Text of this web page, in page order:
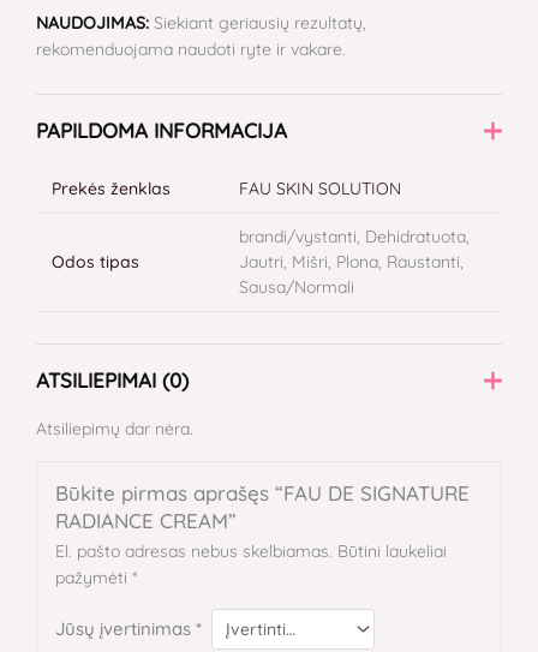
NAUDOJIMAS: Siekiant geriausių rezultatų,
rekomenduojama naudoti ryte ir vakare.
PAPILDOMA INFORMACIJA
Prekės ženklas FAU SKIN SOLUTION
Odos tipas
brandi/vystanti, Dehidratuota,
Jautri, Mišri, Plona, Raustanti,
Sausa/Normali
ATSILIEPIMAI (0)
Atsiliepimų dar nėra.
Būkite pirmas aprašęs “FAU DE SIGNATURE
RADIANCE CREAM”
El. pašto adresas nebus skelbiamas. Būtini laukeliai
pažymėti *
Jūsų įvertinimas *